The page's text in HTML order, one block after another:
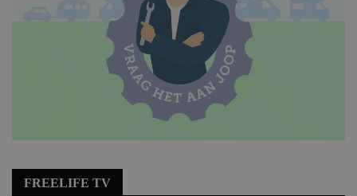
FREELIFE TV